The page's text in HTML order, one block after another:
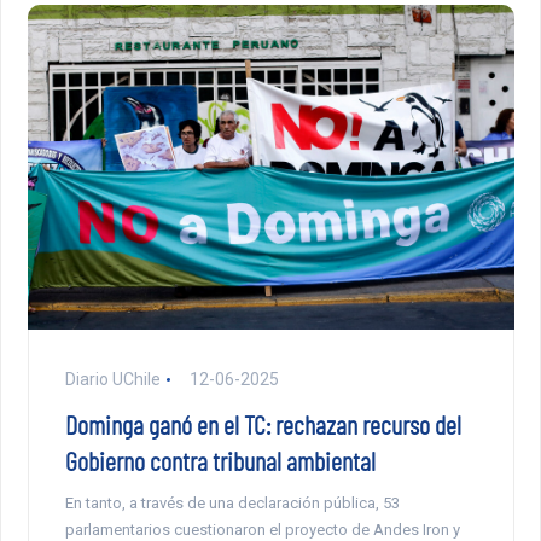
Diario UChile 12-06-2025
Dominga ganó en el TC: rechazan recurso del
Gobierno contra tribunal ambiental
En tanto, a través de una declaración pública, 53
parlamentarios cuestionaron el proyecto de Andes Iron y